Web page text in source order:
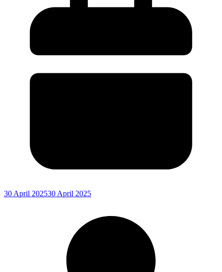
30 April 202530 April 2025